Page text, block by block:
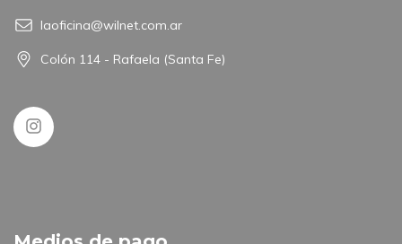
laoficina@wilnet.com.ar
Colón 114 - Rafaela (Santa Fe)